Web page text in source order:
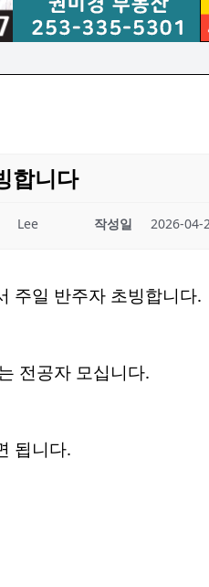
합니다
Lee 작성일 2026-04-
주일 반주자 초빙합니다.
전공자 모십니다.
됩니다.